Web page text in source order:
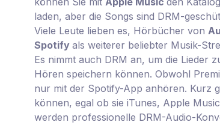
laden, aber die Songs sind DRM-
Viele Leute lieben es, Hörbücher von
Spotify als weiterer beliebter Musik-
Es nimmt auch DRM an, um die Lieder
Hören speichern können. Obwohl
nur mit der Spotify-App anhören. Kurz
können, egal ob sie iTunes, Apple
werden professionelle DRM-Audio-